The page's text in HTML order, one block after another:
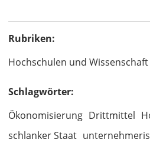
Rubriken:
Hochschulen und Wissenschaft
Schlagwörter:
Ökonomisierung Drittmittel
schlanker Staat